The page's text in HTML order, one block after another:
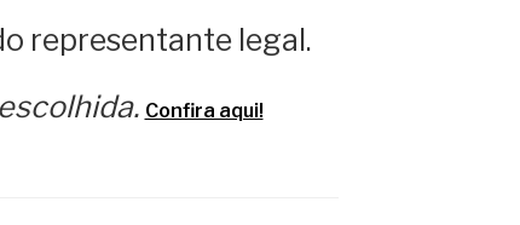
representante legal.
Confira aqui!